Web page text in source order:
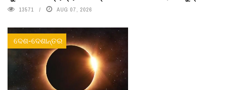
13571 AUG 07, 2026
ଦେଶ-ଦେଶାନ୍ତର